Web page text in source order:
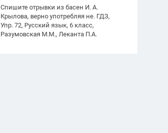
Спишите отрывки из басен И. А.
Крылова, верно употребляя не. ГДЗ,
Упр. 72, Русский язык, 6 класс,
Разумовская М.М., Леканта П.А.